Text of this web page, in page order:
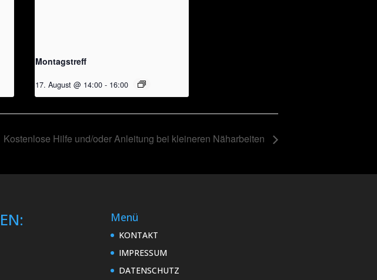
Montagstreff
17. August @ 14:00 - 16:00
Kostenlose Hilfe und/oder Anleitung bei kleineren Näharbeiten
Menü
KONTAKT
IMPRESSUM
DATENSCHUTZ